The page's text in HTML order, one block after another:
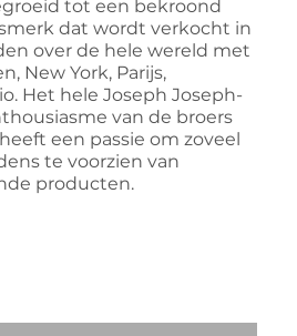
tot een bekroond
dat wordt verkocht in
over de hele wereld met
New York, Parijs,
Het hele Joseph Joseph-
van de broers
een passie om zoveel
te voorzien van
producten.